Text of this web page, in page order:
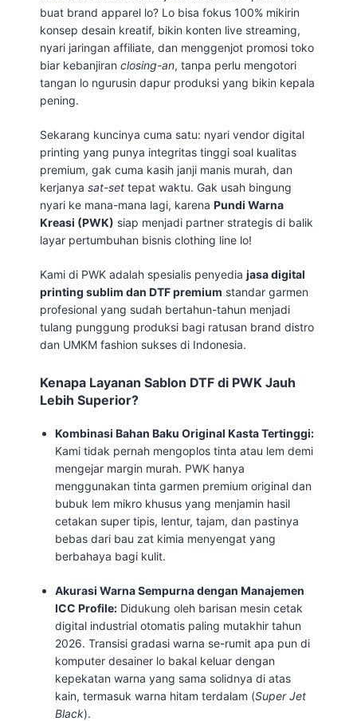
buat brand apparel lo? Lo bisa fokus 100% mikirin
konsep desain kreatif, bikin konten live streaming,
nyari jaringan affiliate, dan menggenjot promosi toko
biar kebanjiran closing-an, tanpa perlu mengotori
tangan lo ngurusin dapur produksi yang bikin kepala
pening.
Sekarang kuncinya cuma satu: nyari vendor digital
printing yang punya integritas tinggi soal kualitas
premium, gak cuma kasih janji manis murah, dan
kerjanya sat-set tepat waktu. Gak usah bingung
nyari ke mana-mana lagi, karena Pundi Warna
Kreasi (PWK) siap menjadi partner strategis di balik
layar pertumbuhan bisnis clothing line lo!
Kami di PWK adalah spesialis penyedia jasa digital
printing sublim dan DTF premium standar garmen
profesional yang sudah bertahun-tahun menjadi
tulang punggung produksi bagi ratusan brand distro
dan UMKM fashion sukses di Indonesia.
Kenapa Layanan Sablon DTF di PWK Jauh
Lebih Superior?
Kombinasi Bahan Baku Original Kasta Tertinggi:
Kami tidak pernah mengoplos tinta atau lem demi
mengejar margin murah. PWK hanya
menggunakan tinta garmen premium original dan
bubuk lem mikro khusus yang menjamin hasil
cetakan super tipis, lentur, tajam, dan pastinya
bebas dari bau zat kimia menyengat yang
berbahaya bagi kulit.
Akurasi Warna Sempurna dengan Manajemen
ICC Profile: Didukung oleh barisan mesin cetak
digital industrial otomatis paling mutakhir tahun
2026. Transisi gradasi warna se-rumit apa pun di
komputer desainer lo bakal keluar dengan
kepekatan warna yang sama solidnya di atas
kain, termasuk warna hitam terdalam (Super Jet
Black).